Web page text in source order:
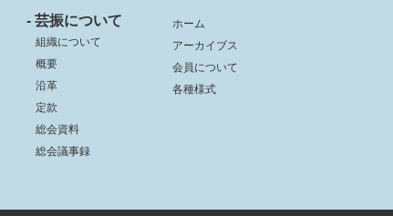
- 芸振について
組織について
概要
沿革
定款
総会資料
総会議事録
ホーム
アーカイブス
会員について
各種様式